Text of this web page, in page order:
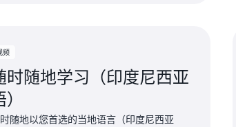
频
时随地学习（印度尼西亚
随地以您首选的当地语言（印度尼西亚